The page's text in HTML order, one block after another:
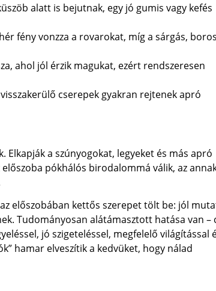
alatt is bejutnak, egy jó gumis vagy kefés
fény vonzza a rovarokat, míg a sárgás,
ahol jól érzik magukat, ezért rendszeresen
cserepek gyakran rejtenek apró
a szúnyogokat, legyeket és más apró
pókhálós birodalommá válik, az
előszobában kettős szerepet tölt be: jól
Tudományosan alátámasztott hatása van –
jó szigeteléssel, megfelelő világítással
hamar elveszítik a kedvüket, hogy nálad